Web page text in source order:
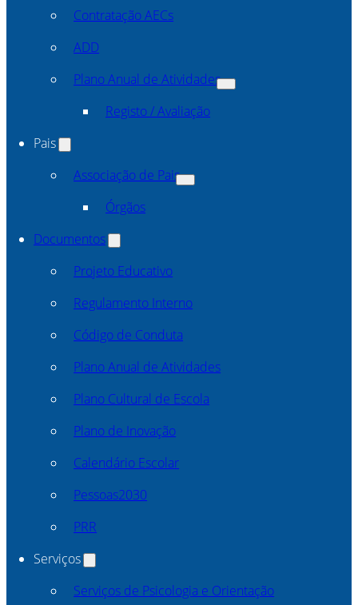
Contratação AECs
ADD
Plano Anual de Atividades
Registo / Avaliação
Pais
Associação de Pais
Órgãos
Documentos
Projeto Educativo
Regulamento Interno
Código de Conduta
Plano Anual de Atividades
Plano Cultural de Escola
Plano de Inovação
Calendário Escolar
Pessoas2030
PRR
Serviços
Serviços de Psicologia e Orientação